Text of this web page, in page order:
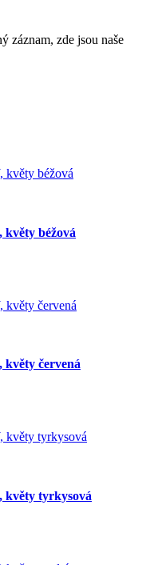
záznam, zde jsou naše
béžová
červená
květy tyrkysová